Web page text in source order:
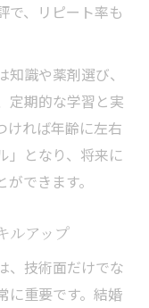
で、リピート率も
識や薬剤選び、
定期的な学習と実
ければ年齢に左右
」となり、将来に
できます。
ルアップ
、技術面だけでな
に重要です。結婚